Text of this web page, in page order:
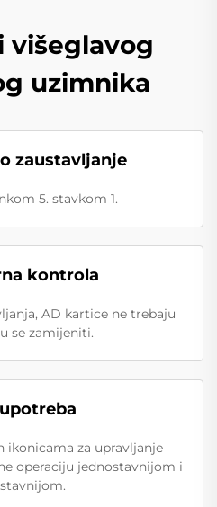
višeglavog
uzimnika
zaustavljanje
5. stavkom 1.
kontrola
AD kartice ne trebaju
se zamijeniti.
ikonicama za upravljanje
operaciju jednostavnijom i